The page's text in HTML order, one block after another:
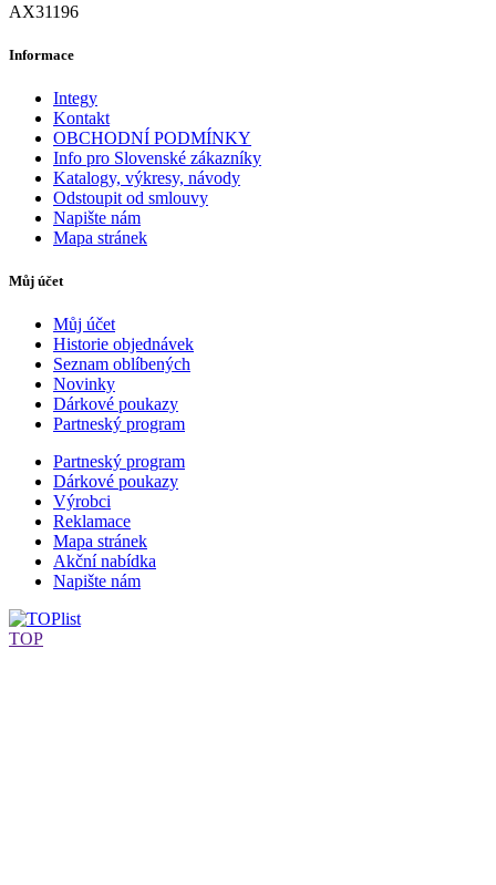
AX31196
Informace
Integy
Kontakt
OBCHODNÍ PODMÍNKY
Info pro Slovenské zákazníky
Katalogy, výkresy, návody
Odstoupit od smlouvy
Napište nám
Mapa stránek
Můj účet
Můj účet
Historie objednávek
Seznam oblíbených
Novinky
Dárkové poukazy
Partneský program
Partneský program
Dárkové poukazy
Výrobci
Reklamace
Mapa stránek
Akční nabídka
Napište nám
TOP